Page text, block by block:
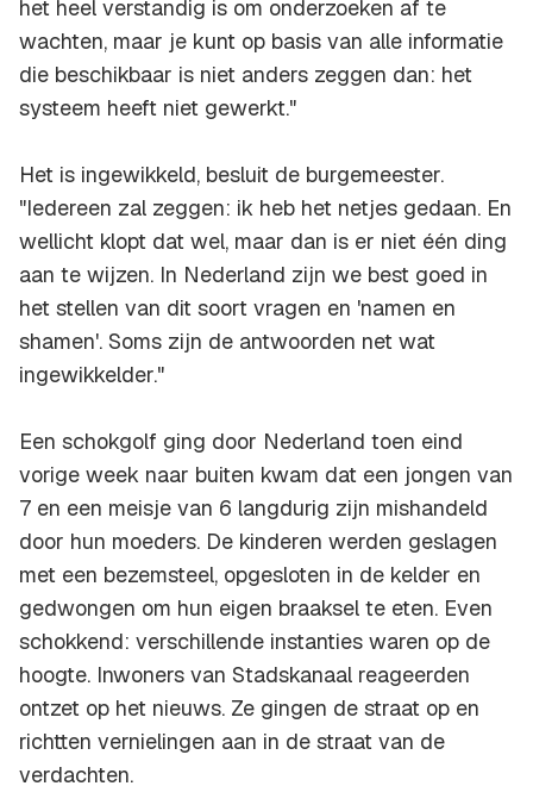
het heel verstandig is om onderzoeken af te
wachten, maar je kunt op basis van alle informatie
die beschikbaar is niet anders zeggen dan: het
systeem heeft niet gewerkt."
Het is ingewikkeld, besluit de burgemeester.
"Iedereen zal zeggen: ik heb het netjes gedaan. En
wellicht klopt dat wel, maar dan is er niet één ding
aan te wijzen. In Nederland zijn we best goed in
het stellen van dit soort vragen en 'namen en
shamen'. Soms zijn de antwoorden net wat
ingewikkelder."
Een schokgolf ging door Nederland toen eind
vorige week naar buiten kwam dat een jongen van
7 en een meisje van 6 langdurig zijn mishandeld
door hun moeders. De kinderen werden geslagen
met een bezemsteel, opgesloten in de kelder en
gedwongen om hun eigen braaksel te eten. Even
schokkend: verschillende instanties waren op de
hoogte. Inwoners van Stadskanaal reageerden
ontzet op het nieuws. Ze gingen de straat op en
richtten vernielingen aan in de straat van de
verdachten.